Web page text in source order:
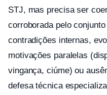
STJ, mas precisa ser
corroborada pelo
contradições internas,
motivações paralelas
vingança, ciúme) ou
defesa técnica